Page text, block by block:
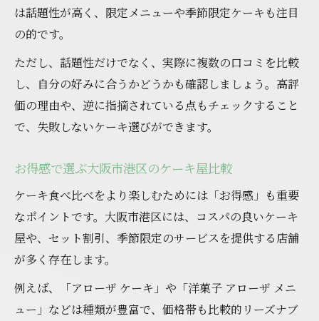
は話題性が高く、限定メニューや季節限定ケーキも注目
の的です。
ただし、話題性だけでなく、実際に複数の口コミを比較
し、自分の好みに合うかどうかも確認しましょう。高評
価の理由や、逆に指摘されている点もチェックすること
で、失敗しないケーキ選びができます。
お得感で選ぶ大阪市港区のケーキ屋比較
ケーキ食べ比べをより楽しむためには「お得感」も重要
なポイントです。大阪市港区には、コスパの良いケーキ
屋や、セット割引、季節限定のサービスを提供する店舗
が多く存在します。
例えば、「アローザ ケーキ」や「洋菓子 アローザ メニ
ュー」などは種類が豊富で、価格帯も比較的リーズナブ